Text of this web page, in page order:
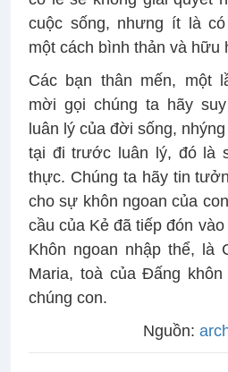
cuộc sống, nhưng ít là
một cách bình thản và hữu
Các bạn thân mến, một
mời gọi chúng ta hãy
luân lý của đời sống,
tại đi trước luân lý, đó là
thực. Chúng ta hãy tin
cho sự khôn ngoan của
cầu của Kẻ đã tiếp đón
Khôn ngoan nhập thể, là
Maria, toà của Ðấng
chúng con.
Nguồn: